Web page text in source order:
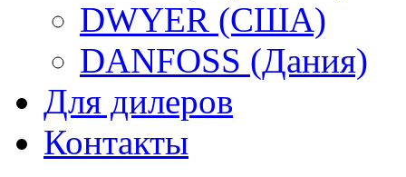
DWYER (США)
DANFOSS (Дания)
Для дилеров
Контакты